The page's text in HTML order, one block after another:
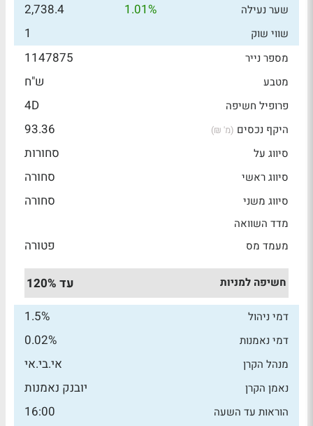
שער נעילה 1.01%
2,738.4
שווי שוק 1
מספר נייר 1147875
מטבע ש"ח
פרופיל חשיפה 4D
היקף נכסים (מ' ₪) 93.36
סיווג על סחורות
סיווג ראשי סחורה
סיווג משני סחורה
מדד השוואה
מעמד מס
פטורה
חשיפה למניות עד 120%
דמי ניהול 1.5%
דמי נאמנות 0.02%
מנהל הקרן אי.בי.אי
נאמן הקרן יובנק נאמנות
הוראות עד השעה 16:00